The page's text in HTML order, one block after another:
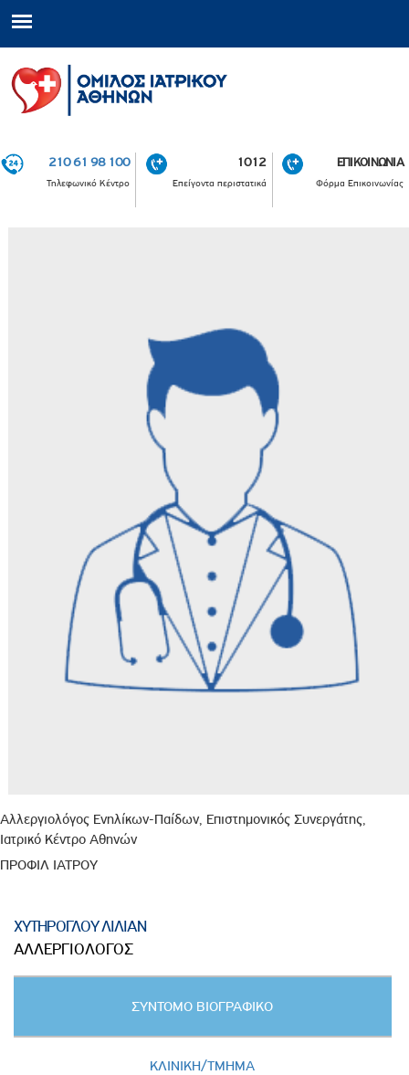
210 61 98 100
Τηλεφωνικό Κέντρο
1012
Επείγοντα περιστατικά
ΕΠΙΚΟΙΝΩΝΙΑ
Φόρμα Επικοινωνίας
Αλλεργιολόγος Ενηλίκων-Παίδων, Επιστημονικός Συνεργάτης,
Ιατρικό Κέντρο Αθηνών
ΠΡΟΦΙΛ ΙΑΤΡΟΥ
ΧΥΤΗΡΟΓΛΟΥ ΛΙΛΙΑΝ
ΑΛΛΕΡΓΙΟΛΟΓΟΣ
ΣΥΝΤΟΜΟ ΒΙΟΓΡΑΦΙΚΟ
ΚΛΙΝΙΚΗ/ΤΜΗΜΑ